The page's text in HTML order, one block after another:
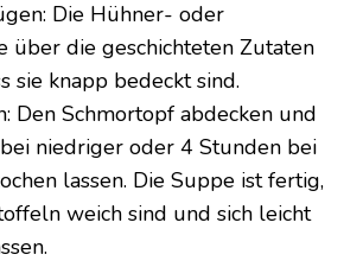
Die Hühner- oder
über die geschichteten Zutaten
sie knapp bedeckt sind.
Den Schmortopf abdecken und
niedriger oder 4 Stunden bei
lassen. Die Suppe ist fertig,
weich sind und sich leicht